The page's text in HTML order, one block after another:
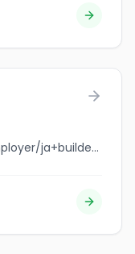
jobbank.gc.ca/browsejobs/employer/ja+builders/ca